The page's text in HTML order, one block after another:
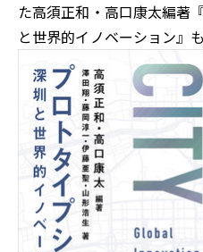
た高須正和・高口康太編
と世界的イノベーション』